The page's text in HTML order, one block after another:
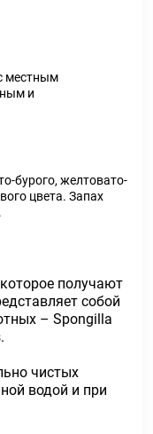
местным
и
бурого, желтовато-
цвета. Запах
получают
собой
– Spongilla
чистых
водой и при